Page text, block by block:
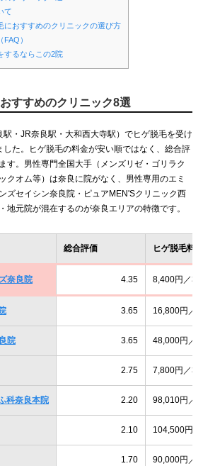
て
におすすめのクリニックの選び方
）
するならこの2院
すすめのクリニック8選
・JR奈良駅・大和西大寺駅）でヒゲ脱毛を受け
した。ヒゲ脱毛の料金が安い順ではなく、総合評
す。男性専門全国大手（メンズリゼ・ゴリラク
クオム等）は奈良に院がなく、男性専用のエミ
ズセイシン奈良院・ピュアMEN'Sクリニック西
地元院が混在するのが奈良エリアの特徴です。
総合評価
ヒゲ脱毛料
奈良院
4.35 8,400円／3
3.65 16,800円／
院 3.65 48,000円／
2.75 7,800円／3
科奈良本院 2.20 98,010円／
2.10 104,500円
1.70 90,000円／